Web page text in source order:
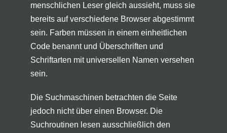
menschlichen Leser gleich aussieht, muss sie
bereits auf verschiedene Browser abgestimmt
sein. Farben müssen in einem einheitlichen
Code benannt und Überschriften und
Schriftarten mit universellen Namen versehen
sein.
Die Suchmaschinen betrachten die Seite
jedoch nicht über einen Browser. Die
Suchroutinen lesen ausschließlich den